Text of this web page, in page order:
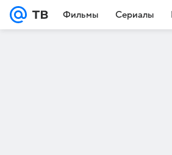
Фильмы Сериалы